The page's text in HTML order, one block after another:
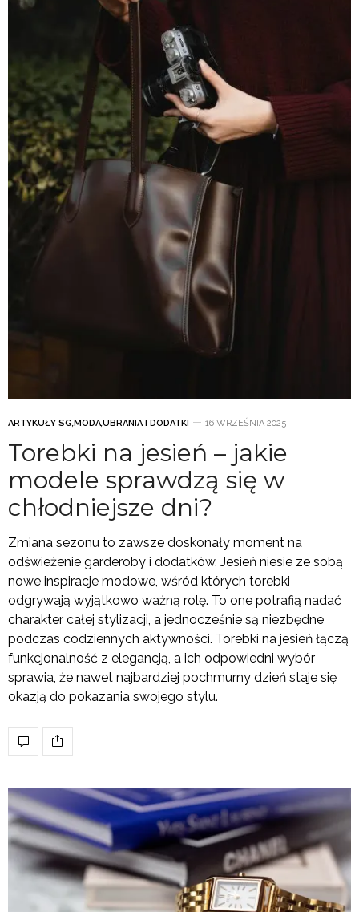
ARTYKUŁY SG,MODA,UBRANIA I DODATKI 16 WRZEŚNIA 2025
Torebki na jesień – jakie
modele sprawdzą się w
chłodniejsze dni?
Zmiana sezonu to zawsze doskonały moment na
odświeżenie garderoby i dodatków. Jesień niesie ze sobą
nowe inspiracje modowe, wśród których torebki
odgrywają wyjątkowo ważną rolę. To one potrafią nadać
charakter całej stylizacji, a jednocześnie są niezbędne
podczas codziennych aktywności. Torebki na jesień łączą
funkcjonalność z elegancją, a ich odpowiedni wybór
sprawia, że nawet najbardziej pochmurny dzień staje się
okazją do pokazania swojego stylu.